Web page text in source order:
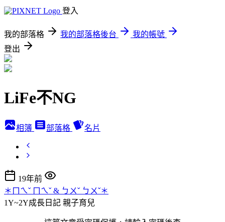
登入
我的部落格 我的部落格後台
我的帳號
登出
LiFe不NG
相簿 部落格 名片
19年前
＊ㄇㄟˇ ㄇㄟˇ & ㄅㄨˇ ㄅㄨˇ＊
1Y~2Y成長日記 親子育兒